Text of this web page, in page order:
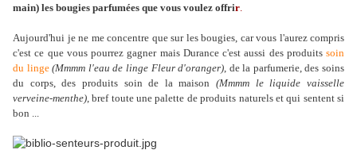
main) les bougies parfumées que vous voulez offrir.
Aujourd'hui je ne me concentre que sur les bougies, car vous l'aurez compris
c'est ce que vous pourrez gagner mais Durance c'est aussi des produits soin
du linge (Mmmm l'eau de linge Fleur d'oranger), de la parfumerie, des soins
du corps, des produits soin de la maison(Mmmm le liquide vaisselle
verveine-menthe), bref toute une palette de produits naturels et qui sentent si
bon ...